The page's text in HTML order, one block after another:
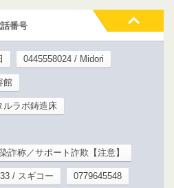
番号
0445558024 / Midori
館
ルラボ鋳造床
詐称／サポート詐欺【注意】
/ スギコー 0779645548